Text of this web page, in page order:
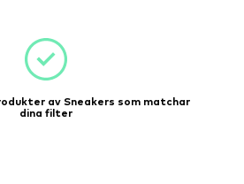
av Sneakers som matchar
dina filter